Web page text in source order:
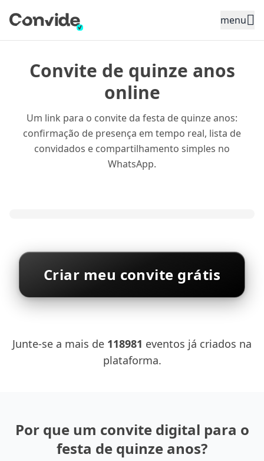
menu
Convite de quinze anos
online
Um link para o convite da festa de quinze anos:
confirmação de presença em tempo real, lista de
convidados e compartilhamento simples no
WhatsApp.
Criar meu convite grátis
Junte-se a mais de 118981 eventos já criados na
plataforma.
Por que um convite digital para o
festa de quinze anos?